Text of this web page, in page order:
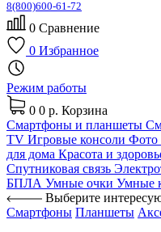
8(800)600-61-72
0 Сравнение
0 Избранное
Режим работы
0 0 р. Корзина
Смартфоны и планшеты
TV Игровые консоли Фото
для дома Красота и
Спутниковая связь
БПЛА Умные очки Умные
Выберите
Смартфоны Планшеты